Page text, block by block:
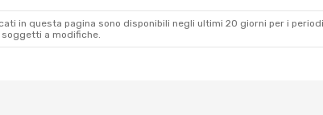
in questa pagina sono disponibili negli ultimi 20 giorni per i
soggetti a modifiche.